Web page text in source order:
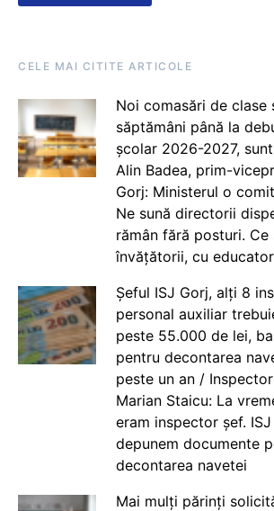
CELE MAI CITITE ARTICOLE
Noi comasări de clase
săptămâni până la
școlar 2026-2027,
Alin Badea, prim-
Gorj: Ministerul o
Ne sună directorii
rămân fără posturi. Ce
învățătorii, cu
Șeful ISJ Gorj, alți 8
personal auxiliar
peste 55.000 de lei,
pentru decontarea
peste un an /
Marian Staicu: La
eram inspector șef.
depunem documente
decontarea navetei
Mai mulți părinți